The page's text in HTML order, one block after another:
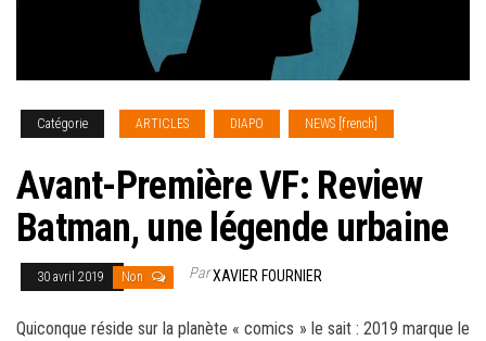
Catégorie ARTICLES DIAPO NEWS [french]
Avant-Première VF: Review
Batman, une légende urbaine
30 avril 2019 Non ParXAVIER FOURNIER
Quiconque réside sur la planète « comics » le sait : 2019 marque le